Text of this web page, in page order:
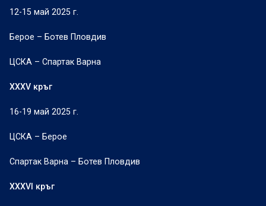
12-15 май 2025 г.
Берое – Ботев Пловдив
ЦСКА – Спартак Варна
XXXV кръг
16-19 май 2025 г.
ЦСКА – Берое
Спартак Варна – Ботев Пловдив
XXXVI кръг